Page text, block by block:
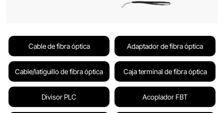
Cable de fibra óptica Adaptador de fibra óptica
Cable/latiguillo de fibra óptica Caja terminal de fibra óptica
Divisor PLC Acoplador FBT